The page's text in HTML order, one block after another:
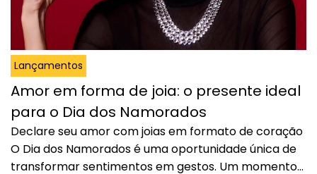
Lançamentos
Amor em forma de joia: o presente ideal
para o Dia dos Namorados
Declare seu amor com joias em formato de coração
O Dia dos Namorados é uma oportunidade única de
transformar sentimentos em gestos. Um momento